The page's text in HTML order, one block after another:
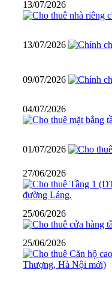
13/07/2026
13/07/2026
09/07/2026
04/07/2026
01/07/2026
27/06/2026
25/06/2026
25/06/2026